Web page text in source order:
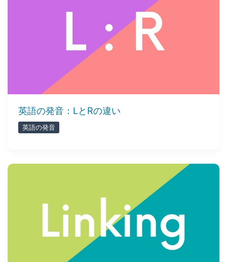
英語の発音：LとRの違い
英語の発音